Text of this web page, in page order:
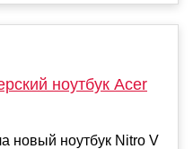
ноутбук Acer
новый ноутбук Nitro V